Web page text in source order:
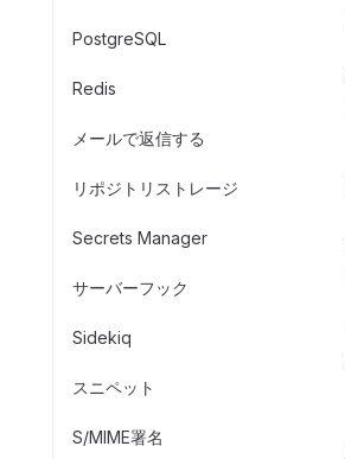
PostgreSQL
Redis
メールで返信する
リポジトリストレージ
Secrets Manager
サーバーフック
Sidekiq
スニペット
S/MIME署名